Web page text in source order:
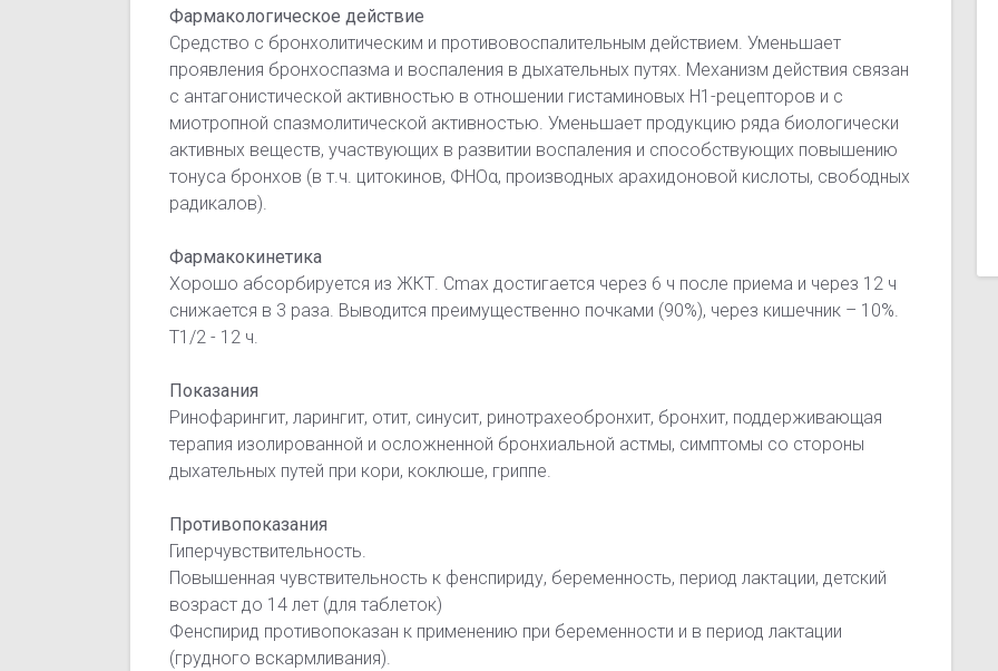
Фармакологическое действие
Средство с бронхолитическим и противовоспалительным действием. Уменьшает
проявления бронхоспазма и воспаления в дыхательных путях. Механизм действия связан
с антагонистической активностью в отношении гистаминовых H1-рецепторов и с
миотропной спазмолитической активностью. Уменьшает продукцию ряда биологически
активных веществ, участвующих в развитии воспаления и способствующих повышению
тонуса бронхов (в т.ч. цитокинов, ФНОα, производных арахидоновой кислоты, свободных
радикалов).
Фармакокинетика
Хорошо абсорбируется из ЖКТ. Cmax достигается через 6 ч после приема и через 12 ч
снижается в 3 раза. Выводится преимущественно почками (90%), через кишечник – 10%.
T1/2 - 12 ч.
Показания
Ринофарингит, ларингит, отит, синусит, ринотрахеобронхит, бронхит, поддерживающая
терапия изолированной и осложненной бронхиальной астмы, симптомы со стороны
дыхательных путей при кори, коклюше, гриппе.
Противопоказания
Гиперчувствительность.
Повышенная чувствительность к фенспириду, беременность, период лактации, детский
возраст до 14 лет (для таблеток)
Фенспирид противопоказан к применению при беременности и в период лактации
(грудного вскармливания).